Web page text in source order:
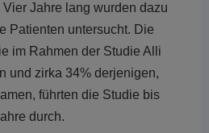
Jahre lang wurden dazu
Patienten untersucht. Die
im Rahmen der Studie Alli
und zirka 34% derjenigen,
führten die Studie bis
durch.